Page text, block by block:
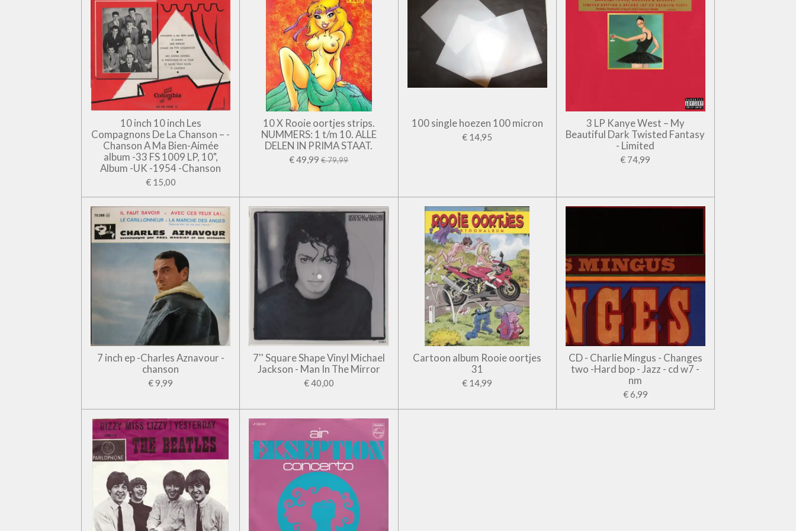
10 inch 10 inch Les
Compagnons De La Chanson – -
Chanson A Ma Bien-Aimée
album -33 FS 1009 LP, 10",
Album -UK -1954 -Chanson
€ 15,00
10 X Rooie oortjes strips.
NUMMERS: 1 t/m 10. ALLE
DELEN IN PRIMA STAAT.
€ 49,99 € 79,99
100 single hoezen 100 micron
€ 14,95
3 LP Kanye West – My
Beautiful Dark Twisted Fantasy
- Limited
€ 74,99
7 inch ep -Charles Aznavour -
chanson
€ 9,99
7'' Square Shape Vinyl Michael
Jackson - Man In The Mirror
€ 40,00
Cartoon album Rooie oortjes
31
€ 14,99
CD - Charlie Mingus - Changes
two -Hard bop - Jazz - cd w7 -
nm
€ 6,99